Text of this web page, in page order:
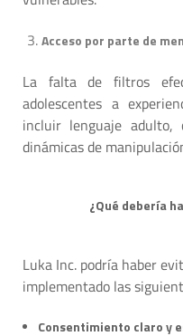
Acceso por parte de
La falta de filtros
adolescentes a
incluir lenguaje adulto,
dinámicas de
¿Qué debería
Luka Inc. podría haber
implementado las
Consentimiento claro y